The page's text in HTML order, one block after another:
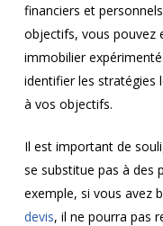
financiers et
objectifs, vous pouvez
immobilier
identifier les stratégies
à vos objectifs.
Il est important de
se substitue pas à des
exemple, si vous avez
devis, il ne pourra pas